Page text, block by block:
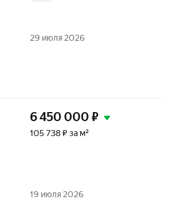
29 июля 2026
6 450 000 ₽
105 738 ₽ за м²
19 июля 2026